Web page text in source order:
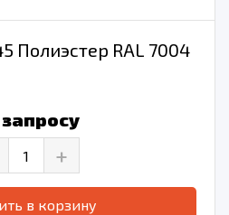
Полиэстер RAL 7004
+
в корзину